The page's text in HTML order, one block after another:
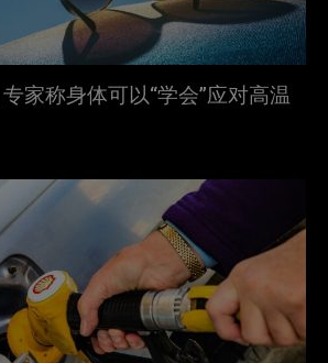
家称身体可以“学会”应对高温